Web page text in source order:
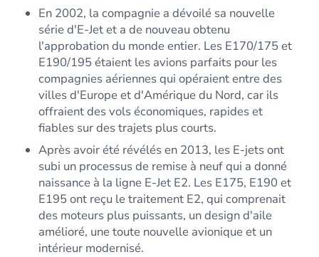
En 2002, la compagnie a dévoilé sa nouvelle
série d'E-Jet et a de nouveau obtenu
l'approbation du monde entier. Les E170/175 et
E190/195 étaient les avions parfaits pour les
compagnies aériennes qui opéraient entre des
villes d'Europe et d'Amérique du Nord, car ils
offraient des vols économiques, rapides et
fiables sur des trajets plus courts.
Après avoir été révélés en 2013, les E-jets ont
subi un processus de remise à neuf qui a donné
naissance à la ligne E-Jet E2. Les E175, E190 et
E195 ont reçu le traitement E2, qui comprenait
des moteurs plus puissants, un design d'aile
amélioré, une toute nouvelle avionique et un
intérieur modernisé.